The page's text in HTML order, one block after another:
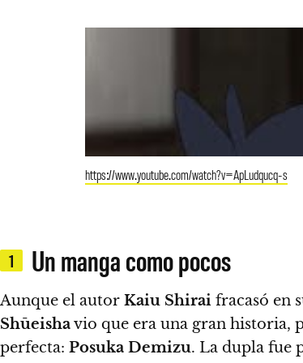
https://www.youtube.com/watch?v=ApLudqucq-s
1 Un manga como pocos
Aunque el autor Kaiu Shirai fracasó en
Shūeishavio que era una gran historia,
perfecta: Posuka Demizu. La dupla fue